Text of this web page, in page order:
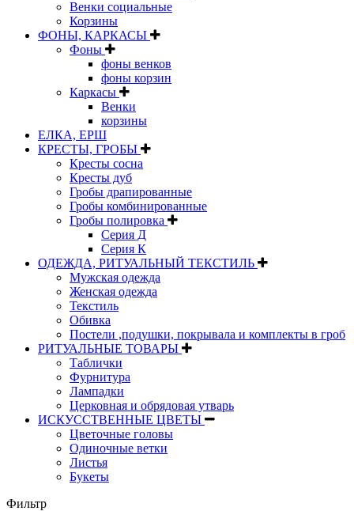
Венки социальные
Корзины
ФОНЫ, КАРКАСЫ
Фоны
фоны венков
фоны корзин
Каркасы
Венки
корзины
ЕЛКА, ЕРШ
КРЕСТЫ, ГРОБЫ
Кресты сосна
Кресты дуб
Гробы драпированные
Гробы комбинированные
Гробы полировка
Серия Д
Серия К
ОДЕЖДА, РИТУАЛЬНЫЙ ТЕКСТИЛЬ
Мужская одежда
Женская одежда
Текстиль
Обивка
Постели ,подушки, покрывала и комплекты в гроб
РИТУАЛЬНЫЕ ТОВАРЫ
Таблички
Фурнитура
Лампадки
Церковная и обрядовая утварь
ИСКУССТВЕННЫЕ ЦВЕТЫ
Цветочные головы
Одиночные ветки
Листья
Букеты
Фильтр